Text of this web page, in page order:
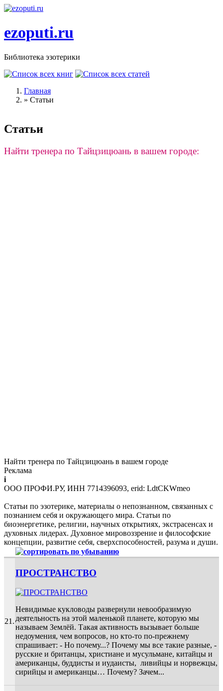
Перейти к основному содержанию
ezoputi.ru
Библиотека эзотерики
Вы здесь
Главная
» Статьи
Статьи
Найти тренера по Тайцзицюань в вашем городе:
Найти тренера по Тайцзицюань в вашем городе
Реклама
i
ООО ПРОФИ.РУ, ИНН 7714396093, erid: LdtCKWmeo
Статьи по эзотерике, материалы о непознанном, связанных с
познанием себя и окружающего мира. Статьи по
биоэнергетике, религии, научных открытиях, экстрасенсах и
духовных лидерах. Духовное мировоззрение и философские
концепции, развитие себя, сверхспособностей, разума и души.
21.
ПРОСТРАНСТВО
Невидимые кукловоды развернули невообразимую
деятельность на этой маленькой планете, которую мы
называем Землёй. Такая активность вызывает больше
недоумения, чем вопросов, но кто-то по-прежнему
спрашивает: - Но почему...? Почему мы все такие разные, -
русские и британцы, христиане и мусульмане, китайцы и
американцы, буддисты и иудаисты, ливийцы и норвежцы,
сирийцы и американцы… Почему? Зачем...